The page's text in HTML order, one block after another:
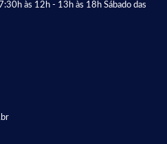
às 12h - 13h às 18h Sábado das